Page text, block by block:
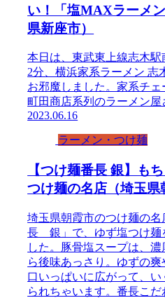
い！「塩MAXラーメ
県新座市）
本日は、東武東上線志木駅
2分、横浜家系ラーメン 志
お邪魔しました。家系チェ
町田商店系列のラーメン屋
2023.06.16
ラーメン・つけ麺
【つけ麺番長 銀】も
つけ麺の名店（埼玉県
埼玉県朝霞市のつけ麺の名
長 銀」で、ゆず塩つけ麺
した。豚骨塩スープは、
ら後味あっさり。ゆずの
口いっぱいに広がって、
られちゃいます。番長こだ